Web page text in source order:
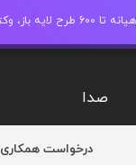
ویدیو وصدا دانلود کنید.
صدا
درخواست همکاری